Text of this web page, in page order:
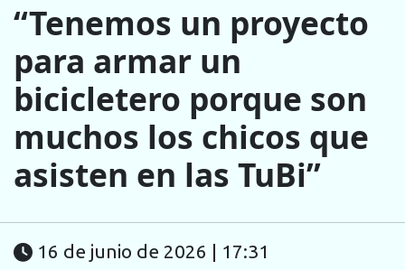
“Tenemos un proyecto
para armar un
bicicletero porque son
muchos los chicos que
asisten en las TuBi”
16 de junio de 2026 | 17:31